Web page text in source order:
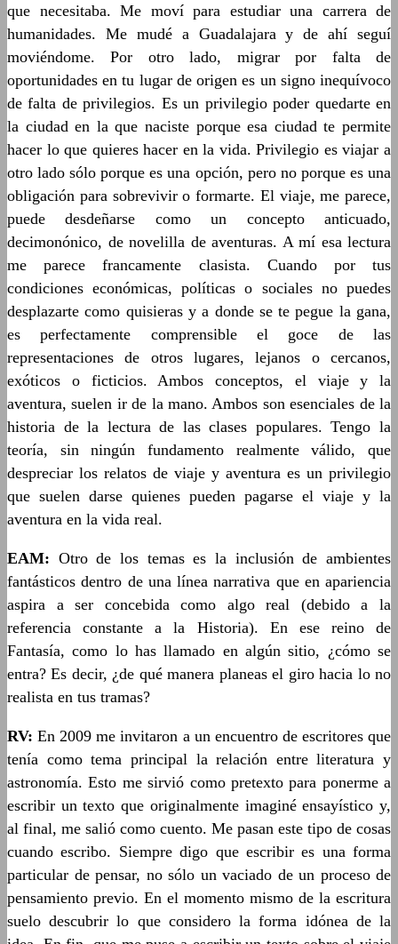
que necesitaba. Me moví para estudiar una carrera de
humanidades. Me mudé a Guadalajara y de ahí seguí
moviéndome. Por otro lado, migrar por falta de
oportunidades en tu lugar de origen es un signo inequívoco
de falta de privilegios. Es un privilegio poder quedarte en
la ciudad en la que naciste porque esa ciudad te permite
hacer lo que quieres hacer en la vida. Privilegio es viajar a
otro lado sólo porque es una opción, pero no porque es una
obligación para sobrevivir o formarte. El viaje, me parece,
puede desdeñarse como un concepto anticuado,
decimonónico, de novelilla de aventuras. A mí esa lectura
me parece francamente clasista. Cuando por tus
condiciones económicas, políticas o sociales no puedes
desplazarte como quisieras y a donde se te pegue la gana,
es perfectamente comprensible el goce de las
representaciones de otros lugares, lejanos o cercanos,
exóticos o ficticios. Ambos conceptos, el viaje y la
aventura, suelen ir de la mano. Ambos son esenciales de la
historia de la lectura de las clases populares. Tengo la
teoría, sin ningún fundamento realmente válido, que
despreciar los relatos de viaje y aventura es un privilegio
que suelen darse quienes pueden pagarse el viaje y la
aventura en la vida real.
EAM: Otro de los temas es la inclusión de ambientes
fantásticos dentro de una línea narrativa que en apariencia
aspira a ser concebida como algo real (debido a la
referencia constante a la Historia). En ese reino de
Fantasía, como lo has llamado en algún sitio, ¿cómo se
entra? Es decir, ¿de qué manera planeas el giro hacia lo no
realista en tus tramas?
RV: En 2009 me invitaron a un encuentro de escritores que
tenía como tema principal la relación entre literatura y
astronomía. Esto me sirvió como pretexto para ponerme a
escribir un texto que originalmente imaginé ensayístico y,
al final, me salió como cuento. Me pasan este tipo de cosas
cuando escribo. Siempre digo que escribir es una forma
particular de pensar, no sólo un vaciado de un proceso de
pensamiento previo. En el momento mismo de la escritura
suelo descubrir lo que considero la forma idónea de la